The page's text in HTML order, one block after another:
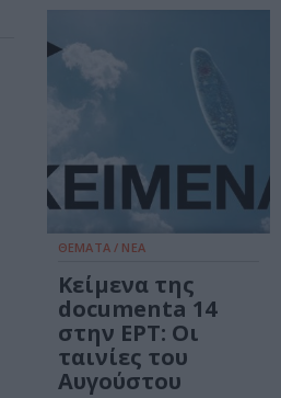
ΘΕΜΑΤΑ / ΝΕΑ
Κείμενα της
documenta 14
στην ΕΡΤ: Οι
ταινίες του
Αυγούστου